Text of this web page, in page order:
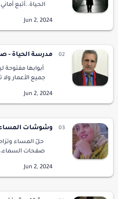
الحياة..أتبع
أرىغيرُ زهرٍ يكسو
مدرسة الحياة -
أبوابها مفتوحة
وشوشات
حلّ المساء
صفحات
الانكسار،فتنتفض